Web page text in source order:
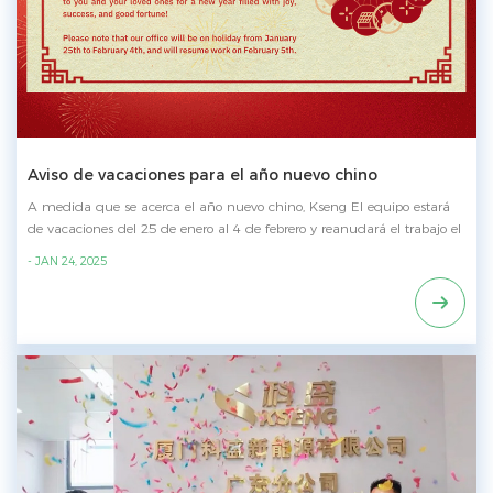
Aviso de vacaciones para el año nuevo chino
A medida que se acerca el año nuevo chino, Kseng El equipo estará
de vacaciones del 25 de enero al 4 de febrero y reanudará el trabajo el
- JAN 24, 2025